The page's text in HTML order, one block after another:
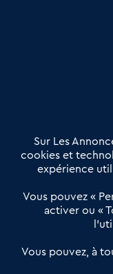
Offres Pro
Actualités
Qui sommes nous ?
Derniers articles
Réseau 3C : un
Petitscommerces :
proximité et des
Sur Les
cookies et
expérience
Vous pouvez «
activer ou «
Vous pouvez, à